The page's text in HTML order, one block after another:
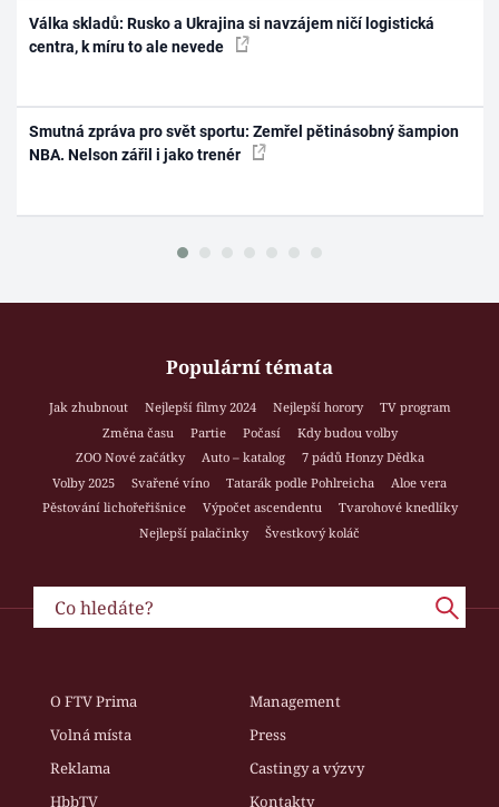
Válka skladů: Rusko a Ukrajina si navzájem ničí logistická
centra, k míru to ale nevede
Smutná zpráva pro svět sportu: Zemřel pětinásobný šampion
NBA. Nelson zářil i jako trenér
Populární témata
Jak zhubnout Nejlepší filmy 2024 Nejlepší horory
TV program
Změna času
Partie Počasí
Kdy budou volby
ZOO Nové začátky
Auto – katalog
7 pádů Honzy Dědka
Volby 2025
Svařené víno Tatarák podle Pohlreicha
Aloe vera
Pěstování lichořeřišnice
Výpočet ascendentu
Tvarohové knedlíky
Nejlepší palačinky
Švestkový koláč
O FTV Prima
Management
Volná místa
Press
Reklama
Castingy a výzvy
HbbTV
Kontakty